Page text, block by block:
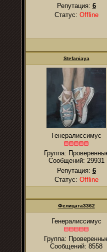
Репутация: 6
Статус: Offline
Stefaniaya
Генералиссимус
Группа:
Сообщений: 29931
Репутация: 6
Статус: Offline
Фелицата3362
Генералиссимус
Группа:
Сообщений: 8558